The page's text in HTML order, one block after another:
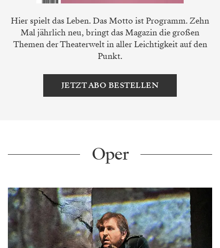
Hier spielt das Leben. Das Motto ist Programm. Zehn
Mal jährlich neu, bringt das Magazin die großen
Themen der Theaterwelt in aller Leichtigkeit auf den
Punkt.
JETZT ABO BESTELLEN
Oper